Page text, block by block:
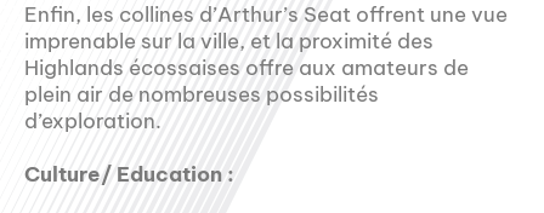
Enfin, les collines d’Arthur’s Seat offrent une vue
imprenable sur la ville, et la proximité des
Highlands écossaises offre aux amateurs de
plein air de nombreuses possibilités
d’exploration.
Culture/ Education :